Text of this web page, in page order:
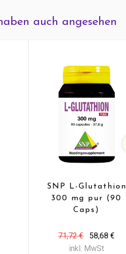
auch angesehen
SNP L-Glutathion
300 mg pur (90
Caps)
71,72 €
58,68 €
inkl. MwSt